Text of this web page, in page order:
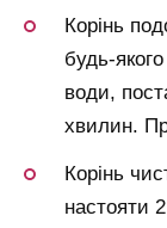
Корінь
будь-
води,
хвилин.
Корінь
настояти